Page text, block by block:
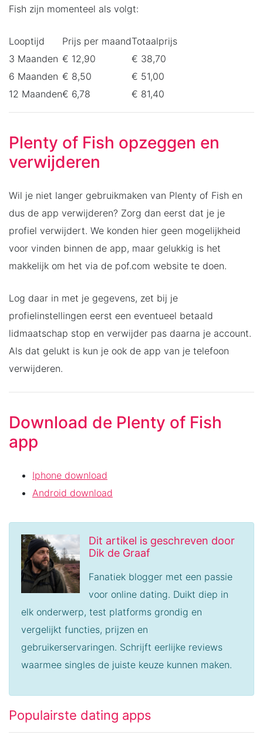
Fish zijn momenteel als volgt:
Looptijd Prijs per maandTotaalprijs
3 Maanden € 12,90
€ 38,70
6 Maanden € 8,50
€ 51,00
12 Maanden€ 6,78 € 81,40
Plenty of Fish opzeggen en
verwijderen
Wil je niet langer gebruikmaken van Plenty of Fish en
dus de app verwijderen? Zorg dan eerst dat je je
profiel verwijdert. We konden hier geen mogelijkheid
voor vinden binnen de app, maar gelukkig is het
makkelijk om het via de pof.com website te doen.
Log daar in met je gegevens, zet bij je
profielinstellingen eerst een eventueel betaald
lidmaatschap stop en verwijder pas daarna je account.
Als dat gelukt is kun je ook de app van je telefoon
verwijderen.
Download de Plenty of Fish
app
Iphone download
Android download
Dit artikel is geschreven door
Dik de Graaf
Fanatiek blogger met een passie
voor online dating. Duikt diep in
elk onderwerp, test platforms grondig en
vergelijkt functies, prijzen en
gebruikerservaringen. Schrijft eerlijke reviews
waarmee singles de juiste keuze kunnen maken.
Populairste dating apps